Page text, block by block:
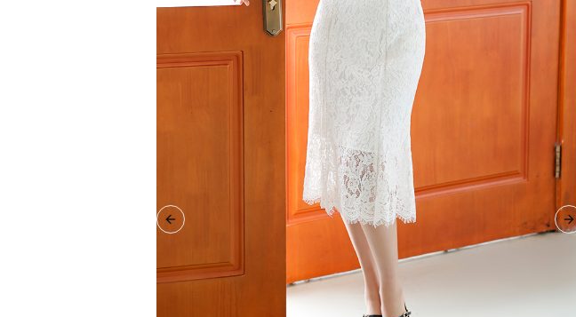
Previous slide